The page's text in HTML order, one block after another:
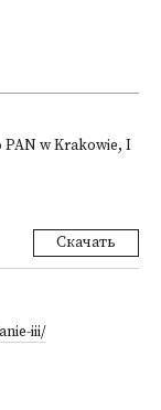
w Krakowie, I
Скачать
iii/